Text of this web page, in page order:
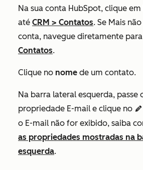
Na sua conta HubSpot, clique em
até CRM > Contatos. Se Mais
conta, navegue diretamente para
Contatos.
Clique no nome de um contato.
Na barra lateral esquerda, passe
propriedade E-mail e clique no edit
o E-mail não for exibido, saiba
as propriedades mostradas na
esquerda.